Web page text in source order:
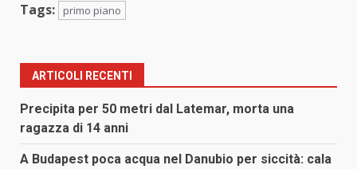
Tags: primo piano
ARTICOLI RECENTI
Precipita per 50 metri dal Latemar, morta una
ragazza di 14 anni
A Budapest poca acqua nel Danubio per siccità: cala